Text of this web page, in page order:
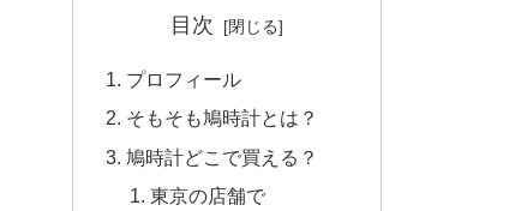
目次
プロフィール
そもそも鳩時計とは？
鳩時計どこで買える？
東京の店舗で